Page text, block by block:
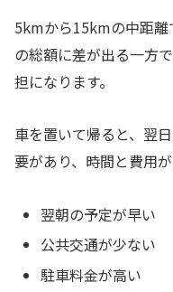
5kmから15kmの中距
の総額に差が出る一方
担になります。
車を置いて帰ると、翌
要があり、時間と費用
翌朝の予定が早い
公共交通が少ない
駐車料金が高い